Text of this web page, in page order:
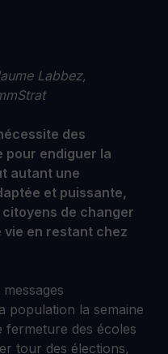
Labbez,
des
pour endiguer la
autant une
et puissante,
de changer
vie en restant chez
population la semaine
des écoles
tour des élections,